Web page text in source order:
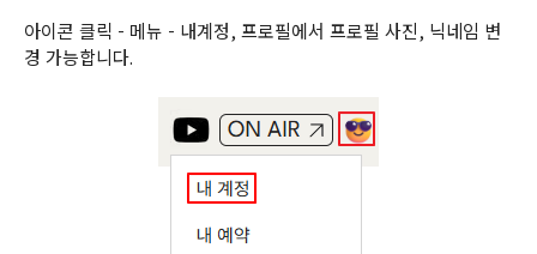
아이콘 클릭 - 메뉴 - 내계정, 프로필에서 프로필 사진, 닉네임 변
경 가능합니다.